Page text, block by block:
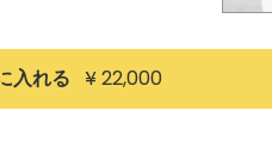
入れる ¥ 22,000